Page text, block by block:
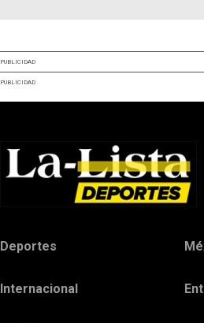
PUBLICIDAD
PUBLICIDAD
Deportes
Internacional